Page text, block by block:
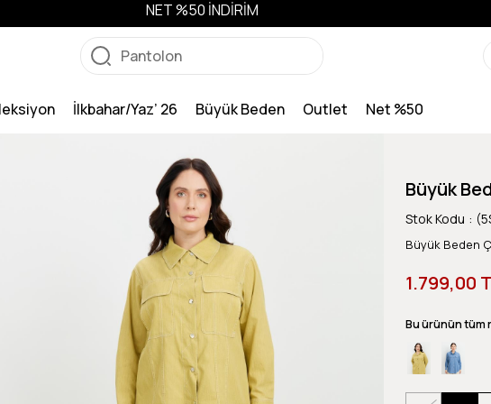
NET %50 İNDİRİM
İlkbahar/Yaz’ 26 Büyük Beden Outlet Net %50
Büyük
Stok Kodu
Büyük Beden
1.799,00
Bu ürünün tüm